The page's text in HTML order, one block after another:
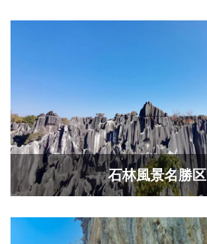
石林風景名勝区